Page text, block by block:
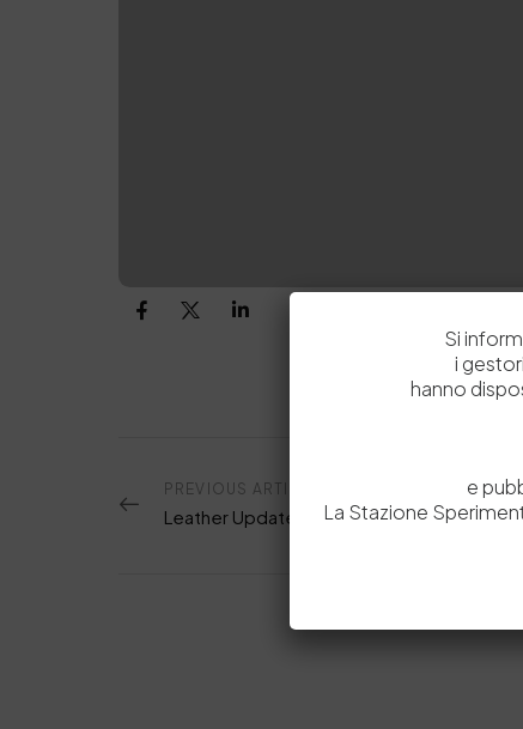
PREVIOUS ARTICOLO
Leather Update n. 3- 2025
Si
i
hanno
e
La Stazione